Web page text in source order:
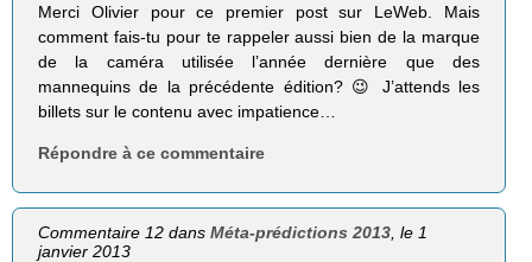
Merci Olivier pour ce premier post sur LeWeb. Mais
comment fais-tu pour te rappeler aussi bien de la marque
de la caméra utilisée l’année dernière que des
mannequins de la précédente édition? 😉 J’attends les
billets sur le contenu avec impatience…
Répondre à ce commentaire
Commentaire 12 dansMéta-prédictions 2013 , le 1
janvier 2013